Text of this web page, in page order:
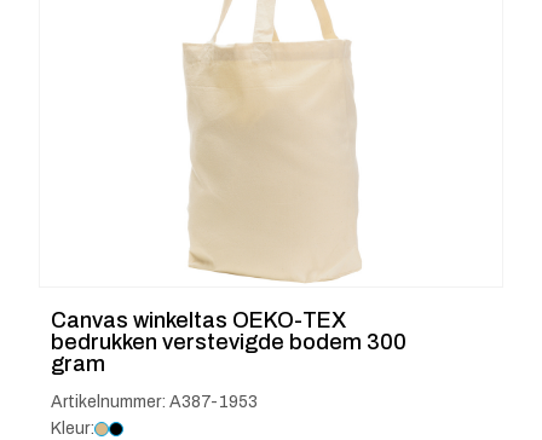
Canvas winkeltas OEKO-TEX
bedrukken verstevigde bodem 300
gram
Artikelnummer: A387-1953
Kleur: